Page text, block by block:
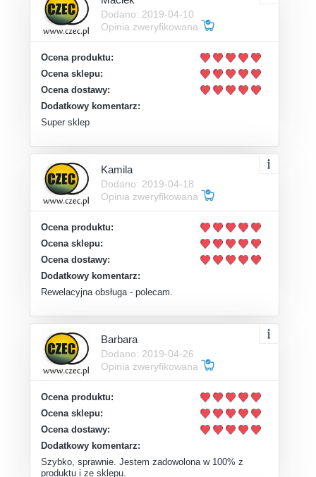
Dodano: 2019-04-10
Opinia zweryfikowana
Ocena produktu:
Ocena sklepu:
Ocena dostawy:
Dodatkowy komentarz:
Super sklep
Kamila
Dodano: 2019-04-18
Opinia zweryfikowana
Ocena produktu:
Ocena sklepu:
Ocena dostawy:
Dodatkowy komentarz:
Rewelacyjna obsługa - polecam.
Barbara
Dodano: 2019-04-26
Opinia zweryfikowana
Ocena produktu:
Ocena sklepu:
Ocena dostawy:
Dodatkowy komentarz:
Szybko, sprawnie. Jestem zadowolona w 100% z
produktu i ze sklepu.